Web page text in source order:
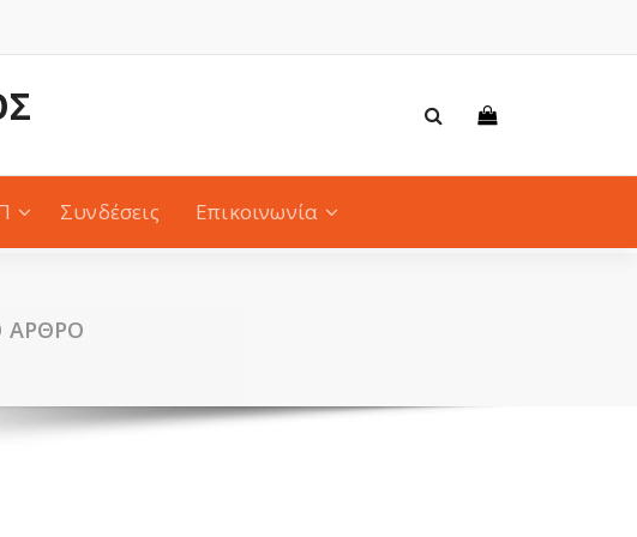
Συνδέσεις Επικοινωνία
ΑΡΘΡΟ